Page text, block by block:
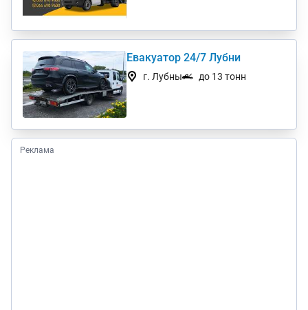
Евакуатор 24/7 Лубни
г. Лубны до 13 тонн
Реклама